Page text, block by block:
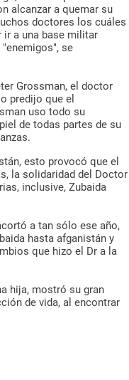
alcanzar a quemar su
doctores los cuáles
ir a una base militar
se
Grossman, el doctor
predijo que el
uso todo su
de todas partes de su
esto provocó que el
la solidaridad del Doctor
inclusive, Zubaida
a tan sólo ese año,
hasta afganistán y
que hizo el Dr a la
hija, mostró su gran
de vida, al encontrar